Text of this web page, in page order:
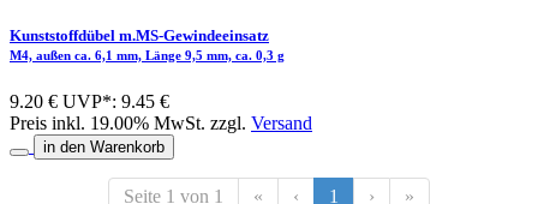
Kunststoffdübel m.MS-Gewindeeinsatz
M4, außen ca. 6,1 mm, Länge 9,5 mm, ca. 0,3 g
9.20 € UVP*: 9.45 €
Preis inkl. 19.00% MwSt. zzgl. Versand
in den Warenkorb
Seite 1 von 1 « ‹ 1 › »